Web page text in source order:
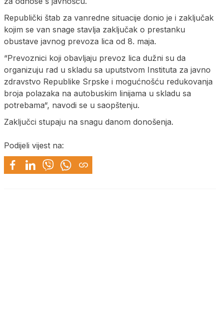
Republički štab za vanredne situacije donio je i zaključak
kojim se van snage stavlja zaključak o prestanku
obustave javnog prevoza lica od 8. maja.
“Prevoznici koji obavljaju prevoz lica dužni su da
organizuju rad u skladu sa uputstvom Instituta za javno
zdravstvo Republike Srpske i mogućnošću redukovanja
broja polazaka na autobuskim linijama u skladu sa
potrebama“, navodi se u saopštenju.
Zaključci stupaju na snagu danom donošenja.
Podijeli vijest na: